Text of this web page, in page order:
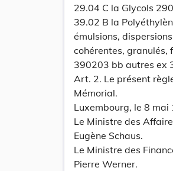
29.04 C la Glycols
39.02 B la
émulsions,
cohérentes, granulés,
390203 bb autres ex
Art. 2. Le présent
Mémorial.
Luxembourg, le 8 mai
Le Ministre des
Eugène Schaus.
Le Ministre des
Pierre Werner.